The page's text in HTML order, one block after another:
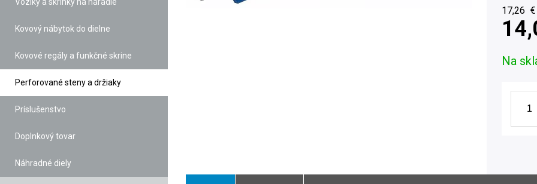
Kovový nábytok do dielne
Kovové regály a funkčné skrine
Perforované steny a držiaky
Príslušenstvo
Doplnkový tovar
Náhradné diely
17,26 €
Na